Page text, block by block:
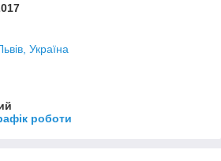
Україна
роботи